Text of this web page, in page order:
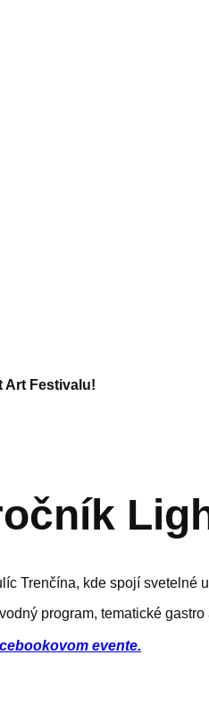
Art Festivalu!
Trenčína, kde spojí
program, tematické
evente.